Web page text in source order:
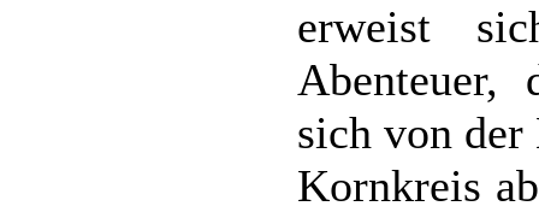
erweist
Abenteuer,
sich von der
Kornkreis